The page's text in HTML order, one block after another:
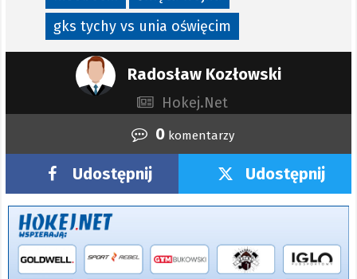
gks tychy vs unia oświęcim
Radosław Kozłowski
Hokej.Net
0komentarzy
Udostępnij Udostępnij